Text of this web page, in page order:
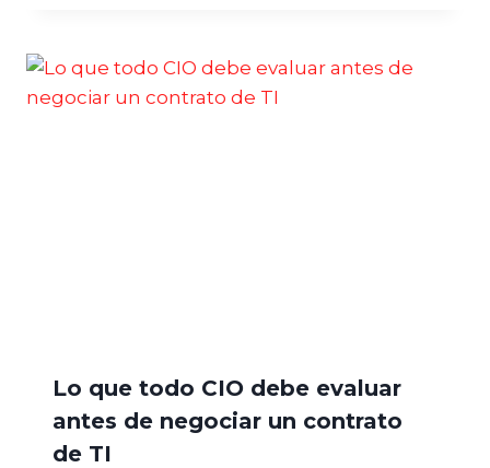
Lo que todo CIO debe evaluar
antes de negociar un contrato
de TI